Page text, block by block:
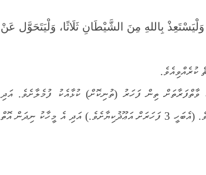
بِاللهِ مِنَ الشَّيْطَانِ ثَلَاثًا، وَلْيَتَحَوَّل عَنْ
ވާތްފަރާތަށް ތިން ފަހަރު (ތުނިކޮށް) ކުޅާއެކު ފުމެލާށެވެ. އަދި
ޝައިޠާނާގެ ނުބައިކަމުން ސަލާމަތްކޮށްދެވުން އެދި ﷲ ގެ ޙަޟްރަތުގައި އެދޭށެވެ. (އެބަހީ 3 ފަހަރަށް އަޢޫޛުކިޔާށެވެ.) އަދި އެ މީހާކު ނިދަން އޮތް